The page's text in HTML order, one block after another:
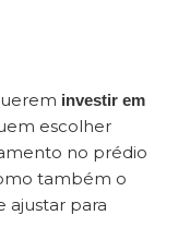
investir em
escolher
no prédio
também o
ajustar para